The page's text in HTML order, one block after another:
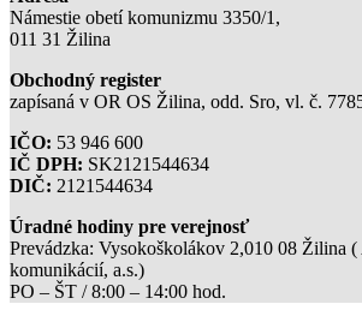
Námestie obetí komunizmu 3350/1,
011 31 Žilina
Obchodný register
zapísaná v OR OS Žilina, odd. Sro, vl. č.
IČO: 53 946 600
IČ DPH: SK2121544634
DIČ: 2121544634
Úradné hodiny pre verejnosť
Prevádzka: Vysokoškolákov 2,010 08 Žilina
komunikácií, a.s.)
PO – ŠT / 8:00 – 14:00 hod.